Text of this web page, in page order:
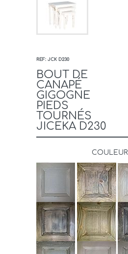
REF: JCK D230
BOUT DE
CANAPÉ
GIGOGNE
PIEDS
TOURNÉS
JICEKA D230
COULEUR